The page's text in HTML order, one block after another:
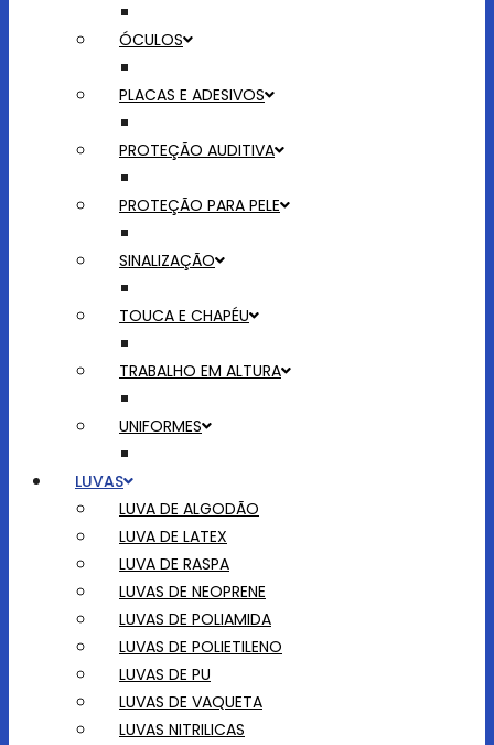
ÓCULOS
PLACAS E ADESIVOS
PROTEÇÃO AUDITIVA
PROTEÇÃO PARA PELE
SINALIZAÇÃO
TOUCA E CHAPÉU
TRABALHO EM ALTURA
UNIFORMES
LUVAS
LUVA DE ALGODÃO
LUVA DE LATEX
LUVA DE RASPA
LUVAS DE NEOPRENE
LUVAS DE POLIAMIDA
LUVAS DE POLIETILENO
LUVAS DE PU
LUVAS DE VAQUETA
LUVAS NITRILICAS